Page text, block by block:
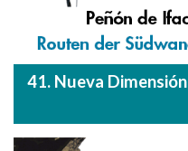
41. Nueva Dimensión